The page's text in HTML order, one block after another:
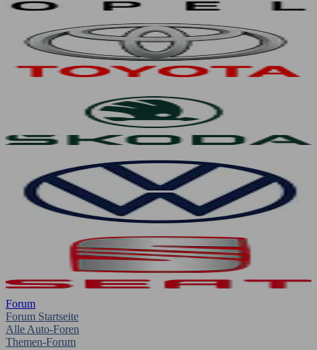
Forum
Forum Startseite
Alle Auto-Foren
Themen-Forum